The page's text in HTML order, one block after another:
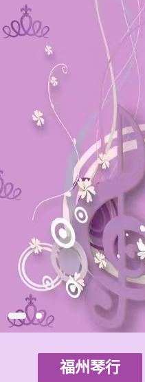
福州琴行